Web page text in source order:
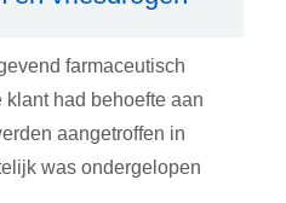
farmaceutisch
klant had behoefte aan
aangetroffen in
was ondergelopen